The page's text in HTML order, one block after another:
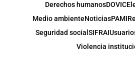
Derechos humanosDOVIC
Medio ambienteNoticiasPAMI
Seguridad social SIFRAI
Violencia